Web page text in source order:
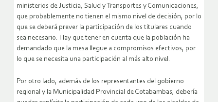
ministerios de Justicia, Salud y Transportes y Comunicaciones,
que probablemente no tienen el mismo nivel de decisión, por lo
que se deberá prever la participación de los titulares cuando
sea necesario. Hay que tener en cuenta que la población ha
demandado que la mesa llegue a compromisos efectivos, por
lo que se necesita una participación al más alto nivel.
Por otro lado, además de los representantes del gobierno
regional y la Municipalidad Provincial de Cotabambas, debería